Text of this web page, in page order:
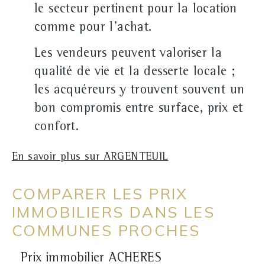
le secteur pertinent pour la location
comme pour l'achat.
Les vendeurs peuvent valoriser la
qualité de vie et la desserte locale ;
les acquéreurs y trouvent souvent un
bon compromis entre surface, prix et
confort.
En savoir plus sur ARGENTEUIL
COMPARER LES PRIX
IMMOBILIERS DANS LES
COMMUNES PROCHES
Prix immobilier ACHERES